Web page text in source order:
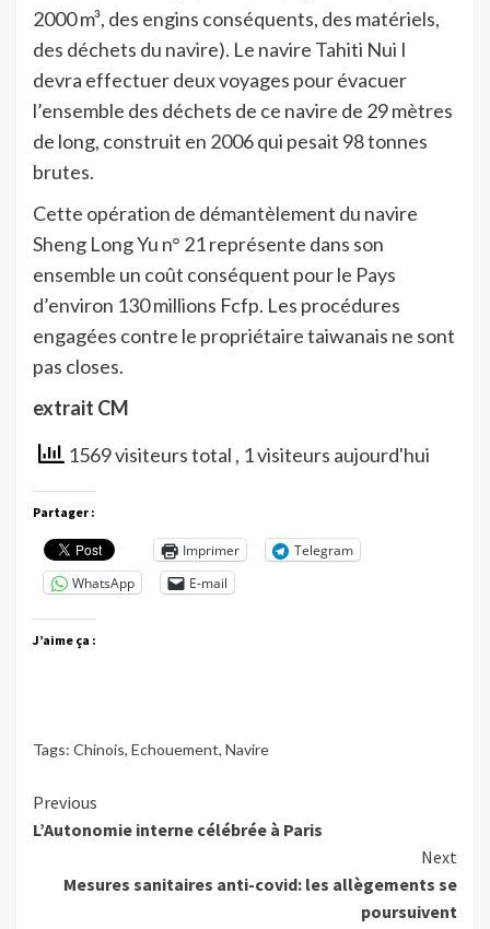
2000 m³, des engins conséquents, des matériels,
des déchets du navire). Le navire Tahiti Nui I
devra effectuer deux voyages pour évacuer
l’ensemble des déchets de ce navire de 29 mètres
de long, construit en 2006 qui pesait 98 tonnes
brutes.
Cette opération de démantèlement du navire
Sheng Long Yu n° 21 représente dans son
ensemble un coût conséquent pour le Pays
d’environ 130 millions Fcfp. Les procédures
engagées contre le propriétaire taiwanais ne sont
pas closes.
extrait CM
1569 visiteurs total , 1 visiteurs aujourd'hui
Partager :
Imprimer
Telegram
WhatsApp
E-mail
J’aime ça :
Tags: Chinois, Echouement, Navire
Continue
Reading
Previous
L’Autonomie interne célébrée à Paris
Next
Mesures sanitaires anti-covid: les allègements se
poursuivent